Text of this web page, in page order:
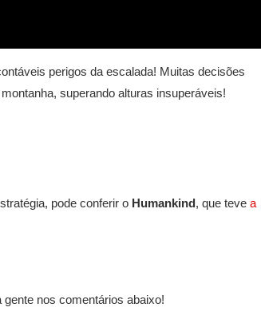
perigos da escalada! Muitas decisões
superando alturas insuperáveis!
pode conferir o Humankind, que teve a
nos comentários abaixo!